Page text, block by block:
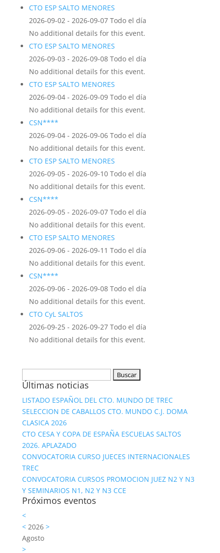
CTO ESP SALTO MENORES
2026-09-02 - 2026-09-07 Todo el día
No additional details for this event.
CTO ESP SALTO MENORES
2026-09-03 - 2026-09-08 Todo el día
No additional details for this event.
CTO ESP SALTO MENORES
2026-09-04 - 2026-09-09 Todo el día
No additional details for this event.
CSN****
2026-09-04 - 2026-09-06 Todo el día
No additional details for this event.
CTO ESP SALTO MENORES
2026-09-05 - 2026-09-10 Todo el día
No additional details for this event.
CSN****
2026-09-05 - 2026-09-07 Todo el día
No additional details for this event.
CTO ESP SALTO MENORES
2026-09-06 - 2026-09-11 Todo el día
No additional details for this event.
CSN****
2026-09-06 - 2026-09-08 Todo el día
No additional details for this event.
CTO CyL SALTOS
2026-09-25 - 2026-09-27 Todo el día
No additional details for this event.
Últimas noticias
LISTADO ESPAÑOL DEL CTO. MUNDO DE TREC
SELECCION DE CABALLOS CTO. MUNDO C.J. DOMA
CLASICA 2026
CTO CESA Y COPA DE ESPAÑA ESCUELAS SALTOS
2026. APLAZADO
CONVOCATORIA CURSO JUECES INTERNACIONALES
TREC
CONVOCATORIA CURSOS PROMOCION JUEZ N2 Y N3
Y SEMINARIOS N1, N2 Y N3 CCE
Próximos eventos
<
<2026 >
Agosto
>